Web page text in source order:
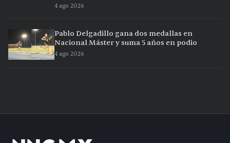
4 ago 2026
Pablo Delgadillo gana dos medallas en
Nacional Máster y suma 5 años en podio
4 ago 2026